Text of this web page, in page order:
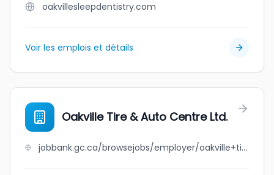
oakvillesleepdentistry.com
Voir les emplois et détails
Oakville Tire & Auto Centre Ltd.
jobbank.gc.ca/browsejobs/employer/oakville+tire+%26+auto+centre+ltd./ca